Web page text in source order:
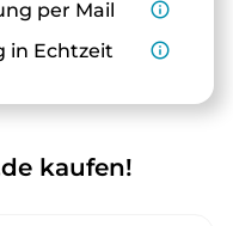
per Mail
info_outline
in Echtzeit info_outline
kaufen!